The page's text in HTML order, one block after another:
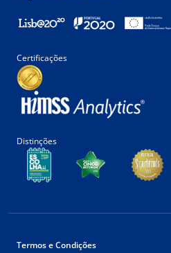
Certificações
Distinções
Termos e Condições